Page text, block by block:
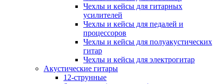
Чехлы и кейсы для гитарных
усилителей
Чехлы и кейсы для педалей и
процессоров
Чехлы и кейсы для полуакустических
гитар
Чехлы и кейсы для электрогитар
Акустические гитары
12-струнные